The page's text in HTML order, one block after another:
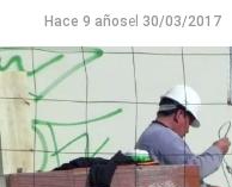
Hace 9 añosel 30/03/2017